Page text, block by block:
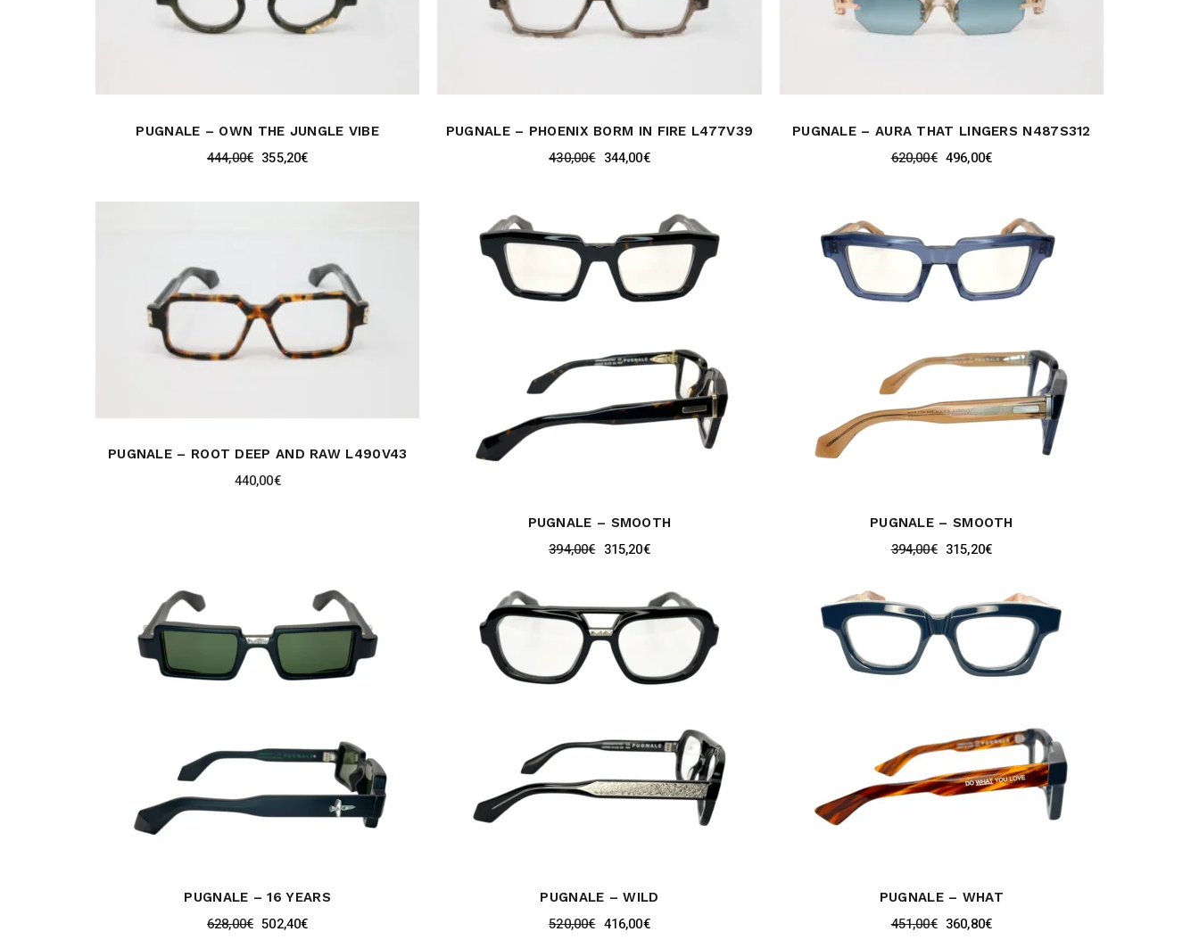
PUGNALE – OWN THE JUNGLE VIBE
444,00€ 355,20€
PUGNALE – PHOENIX BORM IN FIRE L477V39
430,00€ 344,00€
PUGNALE – AURA THAT LINGERS N487S312
620,00€ 496,00€
PUGNALE – ROOT DEEP AND RAW L490V43
440,00€
PUGNALE – SMOOTH
394,00€ 315,20€
PUGNALE – SMOOTH
394,00€ 315,20€
PUGNALE – 16 YEARS
628,00€ 502,40€
PUGNALE – WILD
520,00€ 416,00€
PUGNALE – WHAT
451,00€ 360,80€